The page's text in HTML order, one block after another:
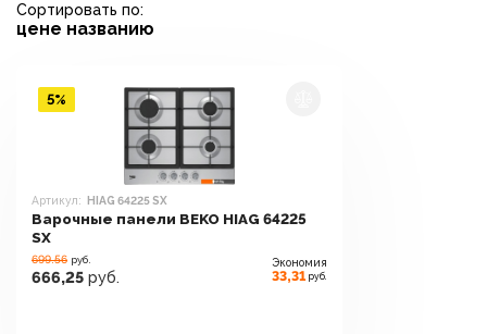
Сортировать по:
цене названию
Артикул: HIAG 64225 SX
Варочные панели BEKO HIAG 64225
SX
699.56 руб.
666,25 руб.
Экономия
33,31 руб.
5%